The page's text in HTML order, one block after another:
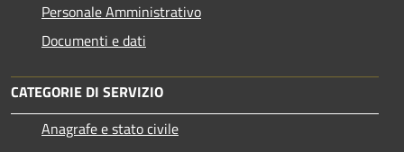
Personale Amministrativo
Documenti e dati
CATEGORIE DI SERVIZIO
Anagrafe e stato civile